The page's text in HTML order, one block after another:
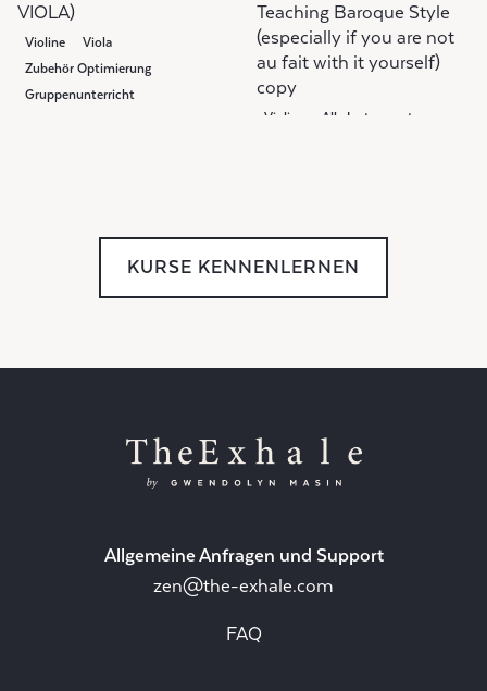
VIOLA)
Violine
Viola
Zubehör Optimierung
Gruppenunterricht
Teaching Baroque Style
(especially if you are not
au fait with it yourself)
copy
Violine
Alle Instrumente
KURSE KENNENLERNEN
Allgemeine Anfragen und Support
zen@the-exhale.com
FAQ